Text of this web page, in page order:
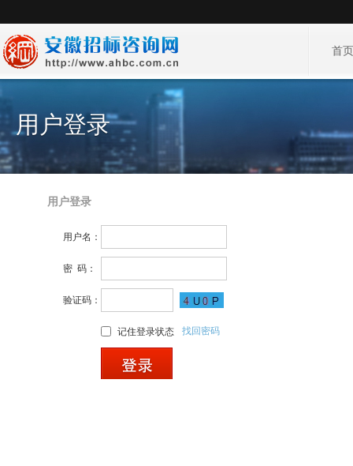
首
用户登录
用户登录
用户名：
密 码：
验证码：
记住登录状态 找回密码